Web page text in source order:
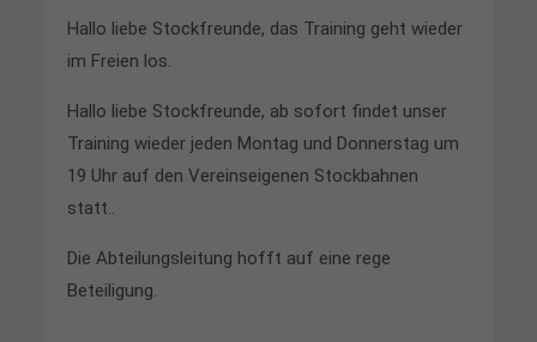
Hallo liebe Stockfreunde, das Training geht wieder
im Freien los.
Hallo liebe Stockfreunde, ab sofort findet unser
Training wieder jeden Montag und Donnerstag um
19 Uhr auf den Vereinseigenen Stockbahnen
statt..
Die Abteilungsleitung hofft auf eine rege
Beteiligung.